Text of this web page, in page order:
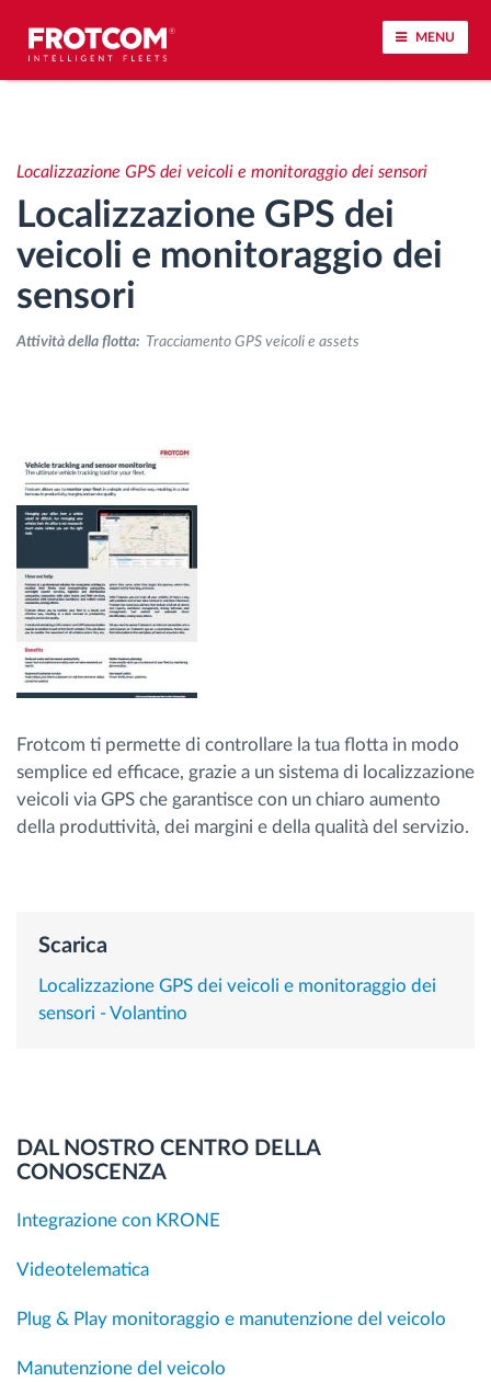
MENU
Analisi dello stile di guida
Monitoraggio dei tempi di guida
Gestione delle forza lavoro
Controllo accessi
Gestione carburante
Pianificazione dei percorsi e monitoraggio
Identificazione automatica del conducente
Scopri tutte le caratteristiche
Come risolviamo tutte le attività della flotta
Localizzazione GPS dei veicoli e monitoraggio dei sensori
Localizzazione GPS dei
veicoli e monitoraggio dei
sensori
Attività della flotta: Tracciamento GPS veicoli e assets
Frotcom ti permette di controllare la tua flotta in modo
semplice ed efficace, grazie a un sistema di localizzazione
veicoli via GPS che garantisce con un chiaro aumento
della produttività, dei margini e della qualità del servizio.
Scarica
Localizzazione GPS dei veicoli e monitoraggio dei
sensori - Volantino
DAL NOSTRO CENTRO DELLA
CONOSCENZA
Integrazione con KRONE
Videotelematica
Plug & Play monitoraggio e manutenzione del veicolo
Manutenzione del veicolo